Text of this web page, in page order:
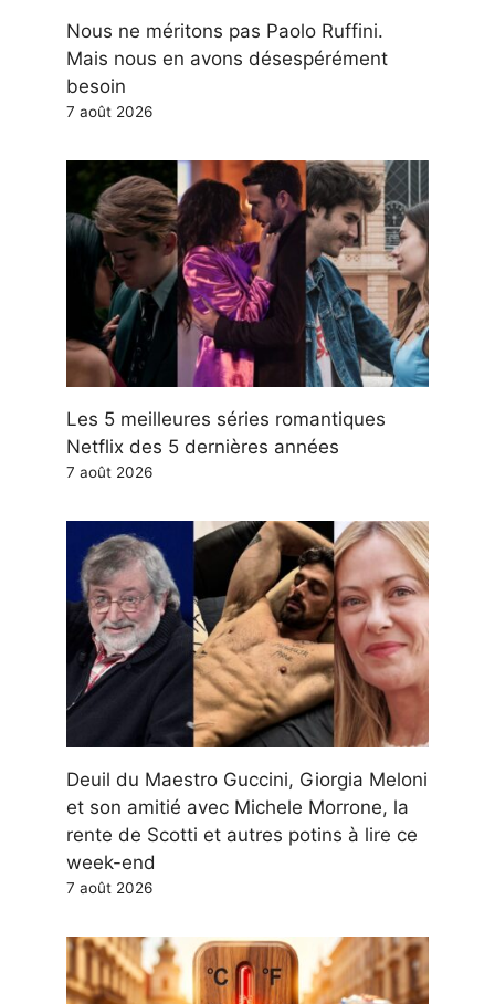
Nous ne méritons pas Paolo Ruffini.
Mais nous en avons désespérément
besoin
7 août 2026
Les 5 meilleures séries romantiques
Netflix des 5 dernières années
7 août 2026
Deuil du Maestro Guccini, Giorgia Meloni
et son amitié avec Michele Morrone, la
rente de Scotti et autres potins à lire ce
week-end
7 août 2026